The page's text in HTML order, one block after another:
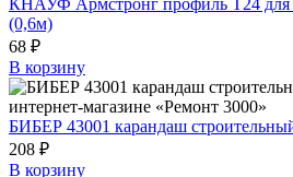
(0,6м)
68 ₽
В корзину
БИБЕР 43001 карандаш
208 ₽
В корзину